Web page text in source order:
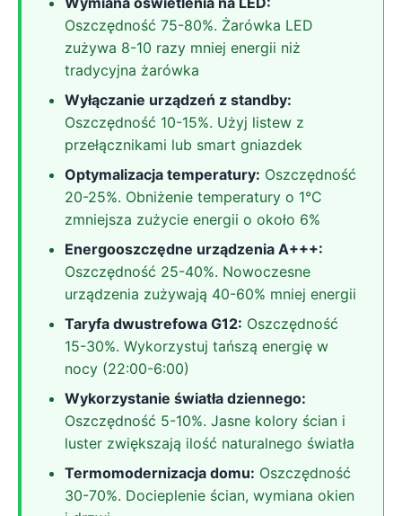
Oszczędność 75-80%. Żarówka LED
zużywa 8-10 razy mniej energii niż
tradycyjna żarówka
Wyłączanie urządzeń z standby:
Oszczędność 10-15%. Użyj listew z
przełącznikami lub smart gniazdek
Optymalizacja temperatury: Oszczędność
20-25%. Obniżenie temperatury o 1°C
zmniejsza zużycie energii o około 6%
Energooszczędne urządzenia A+++:
Oszczędność 25-40%. Nowoczesne
urządzenia zużywają 40-60% mniej energii
Taryfa dwustrefowa G12: Oszczędność
15-30%. Wykorzystuj tańszą energię w
nocy (22:00-6:00)
Wykorzystanie światła dziennego:
Oszczędność 5-10%. Jasne kolory ścian i
luster zwiększają ilość naturalnego światła
Termomodernizacja domu: Oszczędność
30-70%. Docieplenie ścian, wymiana okien